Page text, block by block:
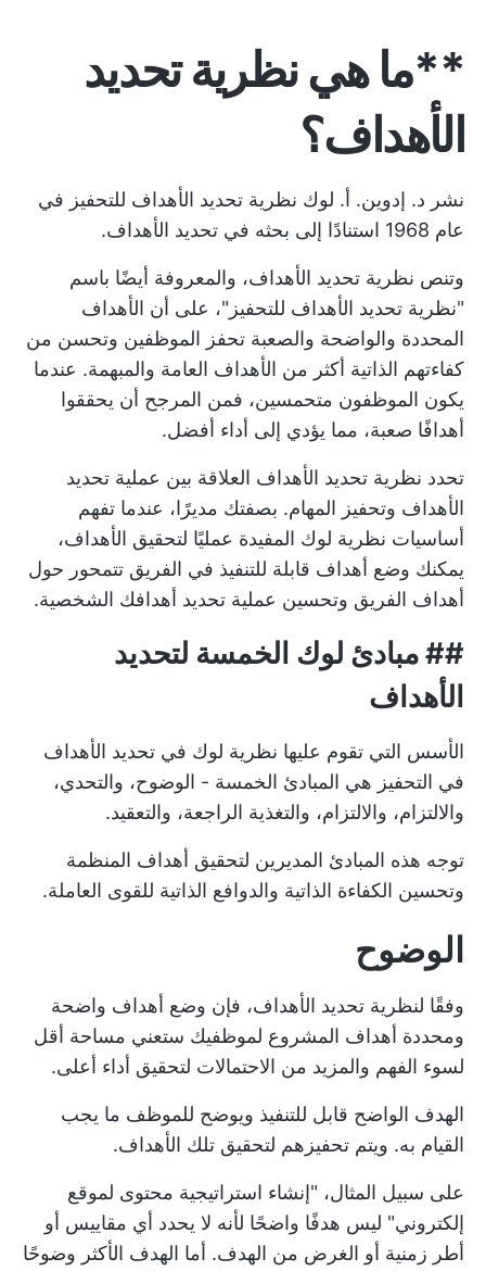
**ما هي نظرية تحديد
الأهداف؟
نشر د. إدوين. أ. لوك نظرية تحديد الأهداف للتحفيز في
عام 1968 استنادًا إلى بحثه في تحديد الأهداف.
وتنص نظرية تحديد الأهداف، والمعروفة أيضًا باسم
"نظرية تحديد الأهداف للتحفيز"، على أن الأهداف
المحددة والواضحة والصعبة تحفز الموظفين وتحسن من
كفاءتهم الذاتية أكثر من الأهداف العامة والمبهمة. عندما
يكون الموظفون متحمسين، فمن المرجح أن يحققوا
أهدافًا صعبة، مما يؤدي إلى أداء أفضل.
تحدد نظرية تحديد الأهداف العلاقة بين عملية تحديد
الأهداف وتحفيز المهام. بصفتك مديرًا، عندما تفهم
أساسيات نظرية لوك المفيدة عمليًا لتحقيق الأهداف،
يمكنك وضع أهداف قابلة للتنفيذ في الفريق تتمحور حول
أهداف الفريق وتحسين عملية تحديد أهدافك الشخصية.
##مبادئ لوك الخمسة لتحديد
الأهداف
الأسس التي تقوم عليها نظرية لوك في تحديد الأهداف
في التحفيز هي المبادئ الخمسة - الوضوح، والتحدي،
والالتزام، والالتزام، والتغذية الراجعة، والتعقيد.
توجه هذه المبادئ المديرين لتحقيق أهداف المنظمة
وتحسين الكفاءة الذاتية والدوافع الذاتية للقوى العاملة.
الوضوح
وفقًا لنظرية تحديد الأهداف، فإن وضع أهداف واضحة
ومحددة أهداف المشروع لموظفيك ستعني مساحة أقل
لسوء الفهم والمزيد من الاحتمالات لتحقيق أداء أعلى.
الهدف الواضح قابل للتنفيذ ويوضح للموظف ما يجب
القيام به. ويتم تحفيزهم لتحقيق تلك الأهداف.
على سبيل المثال، "إنشاء استراتيجية محتوى لموقع
إلكتروني" ليس هدفًا واضحًا لأنه لا يحدد أي مقاييس أو
أطر زمنية أو الغرض من الهدف. أما الهدف الأكثر وضوحًا